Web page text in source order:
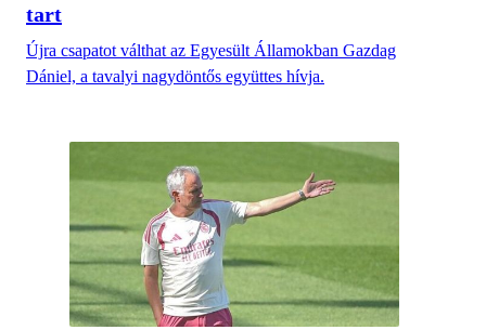
tart
Újra csapatot válthat az Egyesült Államokban Gazdag
Dániel, a tavalyi nagydöntős együttes hívja.